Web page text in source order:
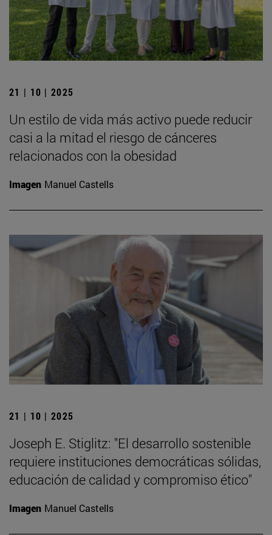
21 | 10 | 2025
Un estilo de vida más activo puede reducir
casi a la mitad el riesgo de cánceres
relacionados con la obesidad
Imagen Manuel Castells
21 | 10 | 2025
Joseph E. Stiglitz: "El desarrollo sostenible
requiere instituciones democráticas sólidas,
educación de calidad y compromiso ético"
Imagen Manuel Castells